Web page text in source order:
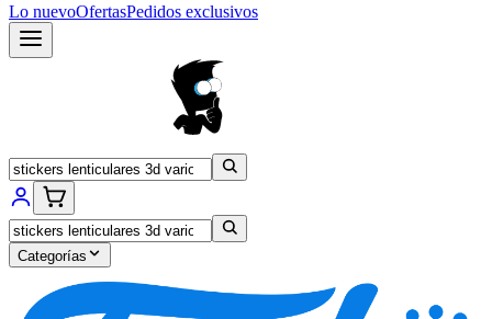
Lo nuevoOfertasPedidos exclusivos
Categorías